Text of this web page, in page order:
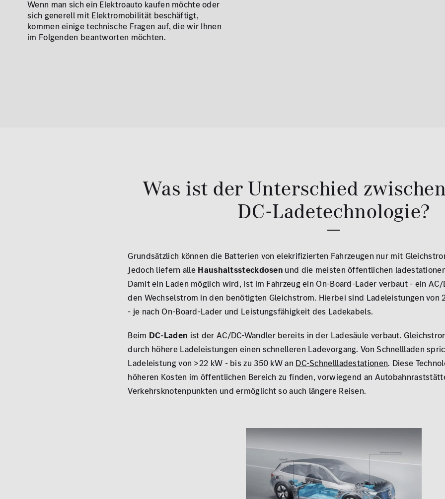
Wenn man sich ein Elektroauto kaufen möchte oder
sich generell mit Elektromobilität beschäftigt,
kommen einige technische Fragen auf, die wir Ihnen
im Folgenden beantworten möchten.
Was ist der Unterschied
DC-Ladetechnologie?
Grundsätzlich können die Batterien von elekrifizierten Fahrzeugen nur mit
Jedoch liefern alle Haushaltssteckdosen und die meisten öffentlichen
Damit ein Laden möglich wird, ist im Fahrzeug ein On-Board-Lader verbaut - ein
den Wechselstrom in den benötigten Gleichstrom. Hierbei sind Ladeleistungen von
- je nach On-Board-Lader und Leistungsfähigkeit des Ladekabels.
Beim DC-Laden ist der AC/DC-Wandler bereits in der Ladesäule verbaut.
durch höhere Ladeleistungen einen schnelleren Ladevorgang. Von Schnellladen
Ladeleistung von >22 kW - bis zu 350 kW an DC-Schnellladestationen. Diese
höheren Kosten im öffentlichen Bereich zu finden, vorwiegend an
Verkehrsknotenpunkten und ermöglicht so auch längere Reisen.